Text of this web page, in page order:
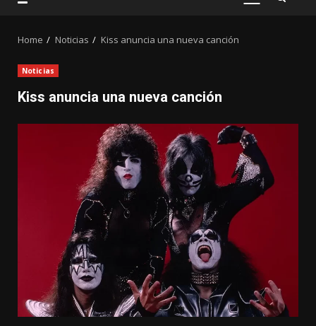
PRIMARY
Home Noticias Kiss anuncia una nueva canción
Noticias
Kiss anuncia una nueva canción